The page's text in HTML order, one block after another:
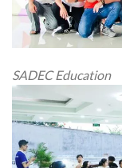
SADEC Education